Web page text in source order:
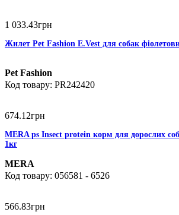
1 033.43грн
Жилет Pet Fashion E.Vest для собак
Pet Fashion
PR242420
674.12грн
MERA ps Insect protein корм для дорослих
1кг
MERA
056581 - 6526
566.83грн